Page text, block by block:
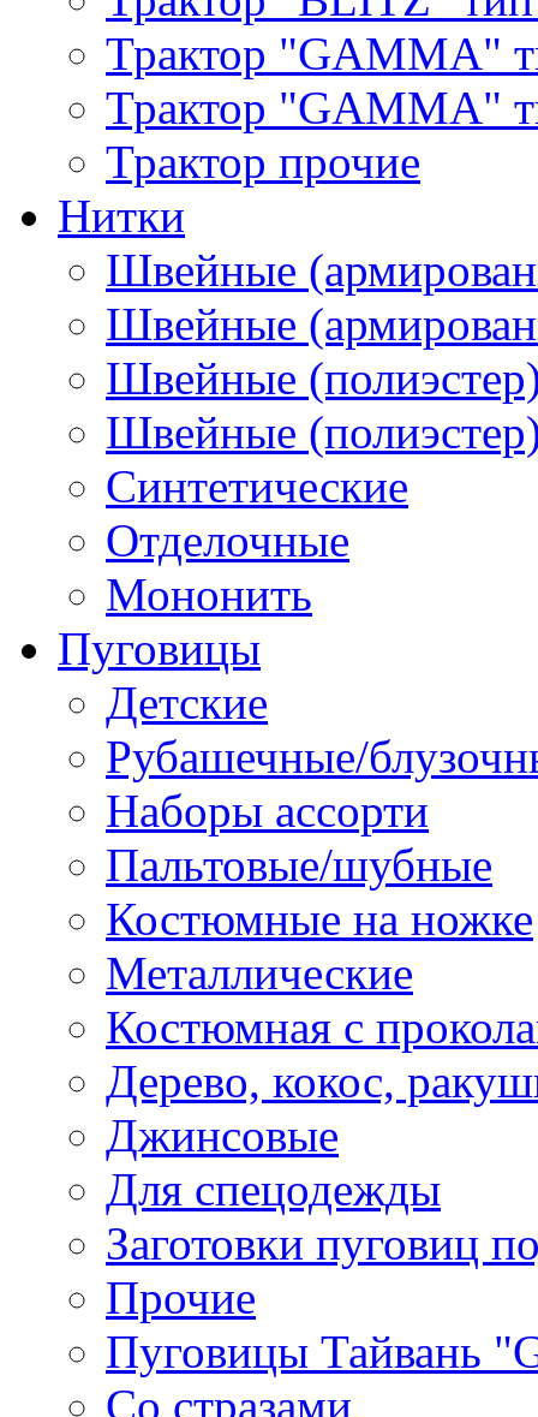
Трактор "GAMMA"
Трактор "GAMMA"
Трактор прочие
Нитки
Швейные
Швейные
Швейные
Швейные
Синтетические
Отделочные
Мононить
Пуговицы
Детские
Рубашечные/
Наборы ассорти
Пальтовые/шубные
Костюмные на ножке
Металлические
Костюмная с
Дерево, кокос,
Джинсовые
Для спецодежды
Заготовки пуговиц
Прочие
Пуговицы Тайвань
Со стразами